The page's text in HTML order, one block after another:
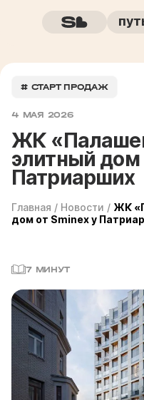
# СТАРТ ПРОДАЖ
4 МАЯ 2026
ЖК
элитный дом
Патриарших
Главная / Новости / ЖК
дом от Sminex у
7 МИНУТ